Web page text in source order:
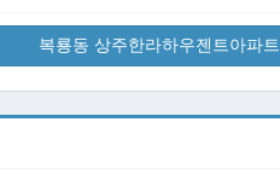
복룡동 상주한라하우젠트아파트